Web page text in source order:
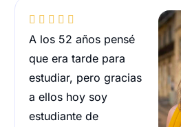
    
A los 52 años pensé
que era tarde para
estudiar, pero gracias
a ellos hoy soy
estudiante de